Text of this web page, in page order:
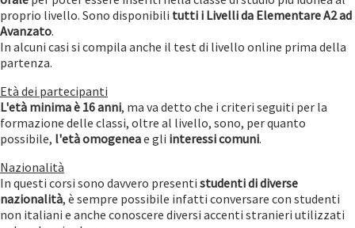
proprio livello. Sono disponibili tutti i Livelli da Elementare A2ad
Avanzato.
In alcuni casi si compila anche il test di livello online prima della
partenza.
Età dei partecipanti
L'età minima è 16 anni, ma va detto che i criteri seguiti per la
formazione delle classi, oltre al livello, sono, per quanto
possibile, l'età omogeneae gli interessi comuni.
Nazionalità
In questi corsi sono davvero presenti studenti di diverse
nazionalità, è sempre possibile infatti conversare con studenti
non italiani e anche conoscere diversi accenti stranieri utilizzati